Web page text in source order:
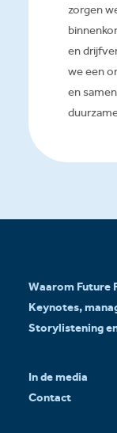
zorgen
en
we een
en
Waarom Future
Keynotes,
Storylistening
In de media
Contact